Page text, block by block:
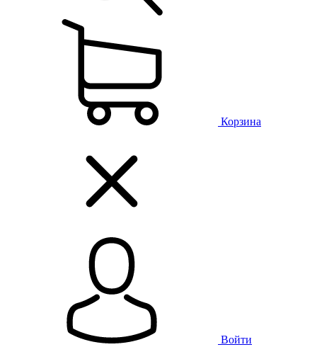
Корзина
Войти